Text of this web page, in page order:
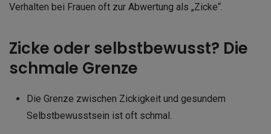
Verhalten bei Frauen oft zur Abwertung als „Zicke“.
Zicke oder selbstbewusst? Die
schmale Grenze
Die Grenze zwischen Zickigkeit und gesundem
Selbstbewusstsein ist oft schmal.